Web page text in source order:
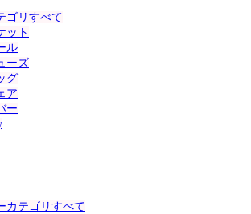
ゴリすべて
ット
ル
ーズ
グ
ア
ー
カテゴリすべて